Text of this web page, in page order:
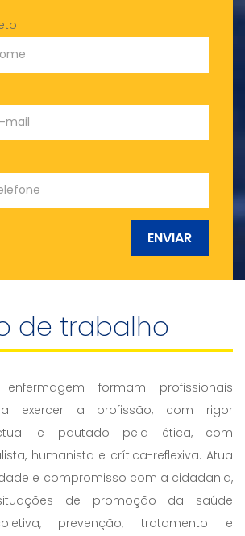
ENVIAR
de trabalho
formam profissionais
exercer a profissão, com rigor
e pautado pela ética, com
humanista e crítica-reflexiva. Atua
e compromisso com a cidadania,
de promoção da saúde
prevenção, tratamento e